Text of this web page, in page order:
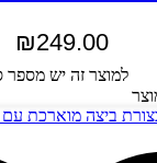
₪249.00
למוצר זה יש מספר